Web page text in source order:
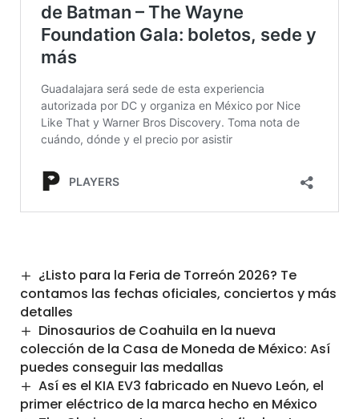
¿Listo para la Feria de Torreón 2026? Te
contamos las fechas oficiales, conciertos y más
detalles
Dinosaurios de Coahuila en la nueva
colección de la Casa de Moneda de México: Así
puedes conseguir las medallas
Así es el KIA EV3 fabricado en Nuevo León, el
primer eléctrico de la marca hecho en México